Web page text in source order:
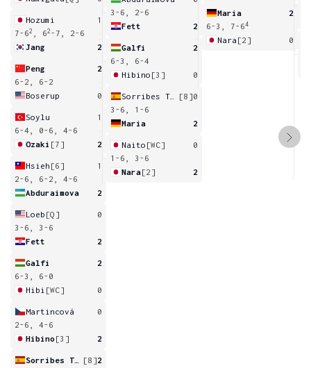
Hozumi
1
7-62 , 62 -7, 2-6
Jang
2
Peng
2
6-2, 6-2
Boserup
0
Soylu
1
6-4, 0-6, 4-6
Ozaki [7] 2
Hsieh [6]
1
2-6, 6-2, 4-6
Abduraimova
2
Loeb [Q]
0
3-6, 3-6
Fett
2
Galfi
2
6-3, 6-0
Hibi [WC] 0
Martincová
0
2-6, 4-6
Hibino [3] 2
[8]2
3-6, 2-6
Fett
2
Galfi
2
6-3, 6-4
Hibino [3] 0
[8]0
3-6, 1-6
Maria
2
Naito [WC]
0
1-6, 3-6
Nara[2] 2
Maria
2
6-3, 7-64
Nara [2] 0